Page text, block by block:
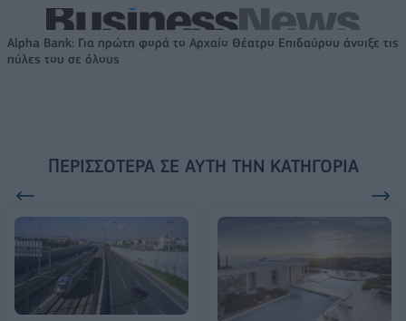
Alpha Bank: Για πρώτη φορά το Αρχαίο Θέατρο Επιδαύρου άνοιξε τις
πύλες του σε όλους
ΠΕΡΙΣΣΌΤΕΡΑ ΣΕ ΑΥΤΉ ΤΗΝ ΚΑΤΗΓΟΡΊΑ